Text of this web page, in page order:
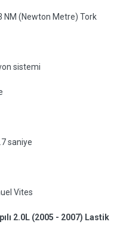
NM (Newton Metre) Tork
sistemi
saniye
Vites
2.0L (2005 - 2007) Lastik